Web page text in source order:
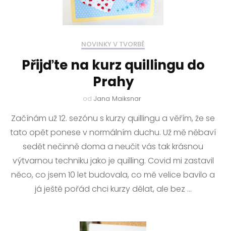
NOVINKY V TVORBĚ
Přijďte na kurz quillingu do
Prahy
od Jana Maiksnar
Začínám už 12. sezónu s kurzy quillingu a věřím, že se
tato opět ponese v normálním duchu. Už mě něbaví
sedět nečinně doma a neučit vás tak krásnou
výtvarnou techniku jako je quilling. Covid mi zastavil
něco, co jsem 10 let budovala, co mě velice bavilo a
já ještě pořád chci kurzy dělat, ale bez …